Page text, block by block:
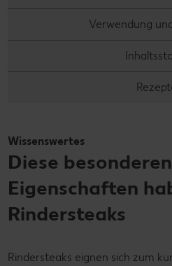
Verwendung
Wissenswertes
Diese besonderen
Eigenschaften
Rindersteaks
Rindersteaks eignen sich zum